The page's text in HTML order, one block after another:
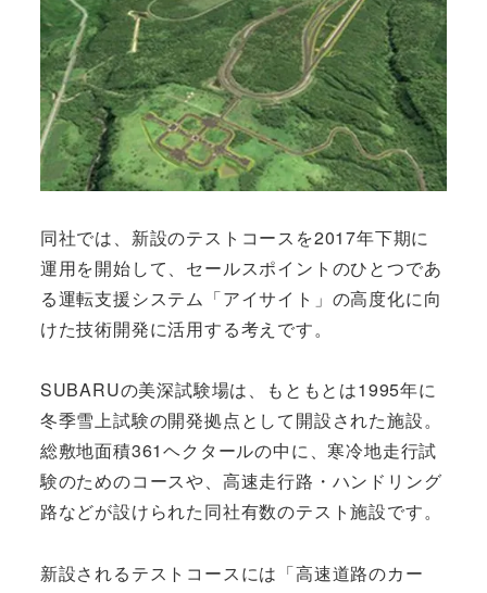
同社では、新設のテストコースを2017年下期に
運用を開始して、セールスポイントのひとつであ
る運転支援システム「アイサイト」の高度化に向
けた技術開発に活用する考えです。
SUBARUの美深試験場は、もともとは1995年に
冬季雪上試験の開発拠点として開設された施設。
総敷地面積361ヘクタールの中に、寒冷地走行試
験のためのコースや、高速走行路・ハンドリング
路などが設けられた同社有数のテスト施設です。
新設されるテストコースには「高速道路のカー